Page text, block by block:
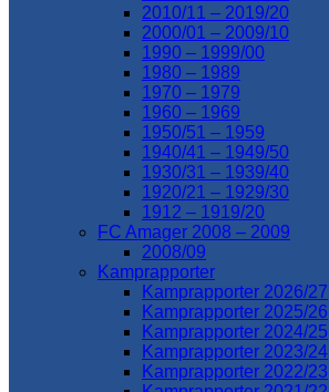
2010/11 – 2019/20
2000/01 – 2009/10
1990 – 1999/00
1980 – 1989
1970 – 1979
1960 – 1969
1950/51 – 1959
1940/41 – 1949/50
1930/31 – 1939/40
1920/21 – 1929/30
1912 – 1919/20
FC Amager 2008 – 2009
2008/09
Kamprapporter
Kamprapporter 2026/27
Kamprapporter 2025/26
Kamprapporter 2024/25
Kamprapporter 2023/24
Kamprapporter 2022/23